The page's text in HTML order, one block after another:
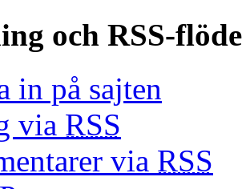
och RSS-flöde
in på sajten
via RSS
via RSS